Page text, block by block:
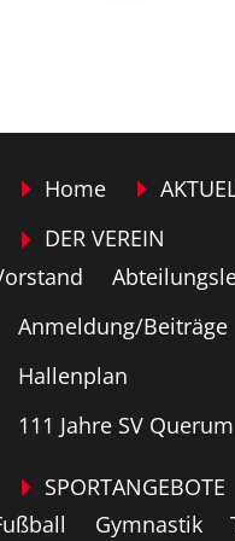
Home
DER VEREIN
Anmeldung/Beiträge
Hallenplan
111 Jahre SV
SPORTANGEBOTE
Gymnastik